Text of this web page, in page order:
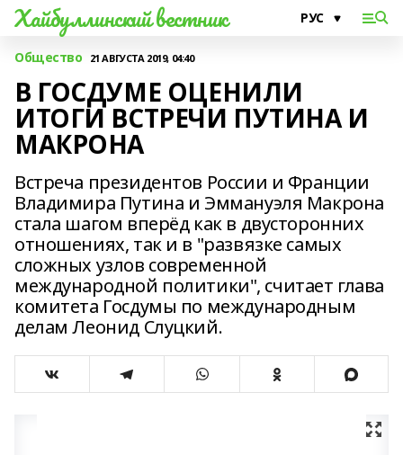
Хайбуллинский вестник
Общество 21 АВГУСТА 2019, 04:40
В ГОСДУМЕ ОЦЕНИЛИ
ИТОГИ ВСТРЕЧИ ПУТИНА И
МАКРОНА
Встреча президентов России и Франции
Владимира Путина и Эммануэля Макрона
стала шагом вперёд как в двусторонних
отношениях, так и в "развязке самых
сложных узлов современной
международной политики", считает глава
комитета Госдумы по международным
делам Леонид Слуцкий.